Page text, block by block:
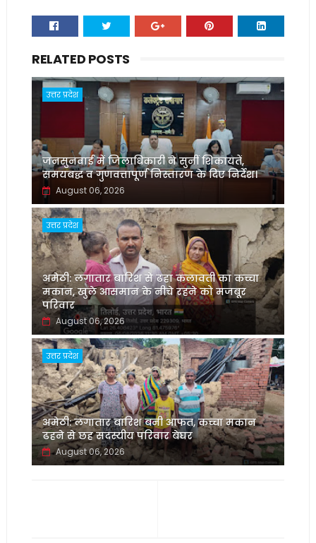
RELATED POSTS
उत्तर प्रदेश
जनसुनवाई में जिलाधिकारी ने सुनीं शिकायतें,
समयबद्ध व गुणवत्तापूर्ण निस्तारण के दिए निर्देश।
August 06, 2026
उत्तर प्रदेश
अमेठी: लगातार बारिश से ढहा कलावती का कच्चा
मकान, खुले आसमान के नीचे रहने को मजबूर
परिवार
August 06, 2026
उत्तर प्रदेश
अमेठी: लगातार बारिश बनी आफत, कच्चा मकान
ढहने से छह सदस्यीय परिवार बेघर
August 06, 2026